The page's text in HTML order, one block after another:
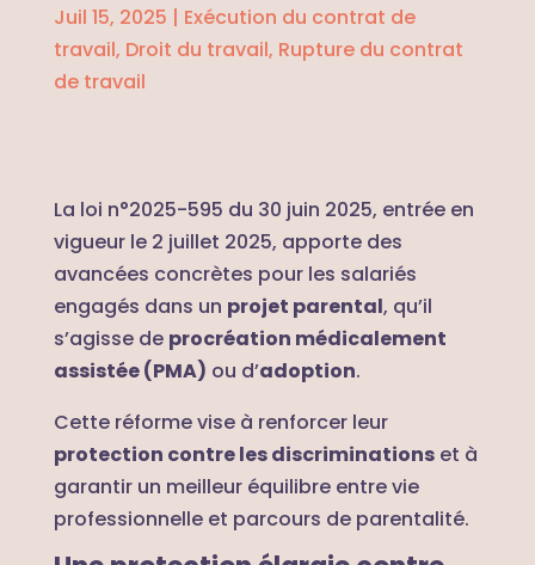
Juil 15, 2025 | Exécution du contrat de
travail, Droit du travail, Rupture du contrat
de travail
La loi n°2025-595 du 30 juin 2025, entrée en
vigueur le 2 juillet 2025, apporte des
avancées concrètes pour les salariés
engagés dans un projet parental, qu’il
s’agisse de procréation médicalement
assistée (PMA) ou d’adoption.
Cette réforme vise à renforcer leur
protection contre les discriminationset à
garantir un meilleur équilibre entre vie
professionnelle et parcours de parentalité.